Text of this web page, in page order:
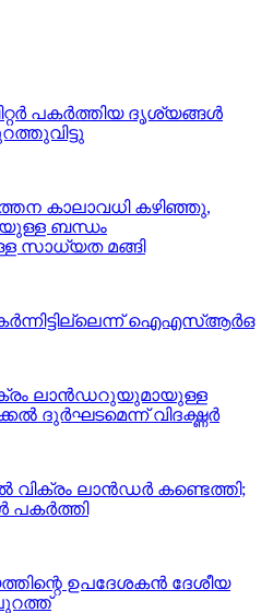
പകര്‍ത്തിയ ദൃശ്യങ്ങള്‍
കാലാവധി കഴിഞ്ഞു,
ബന്ധം
സാധ്യത മങ്ങി
ഐഎസ്ആര്‍ഒ
ലാന്‍ഡറുയുമായുള്ള
ദുര്‍ഘടമെന്ന് വിദഗ്ദ്ധര്‍
വിക്രം ലാന്‍ഡര്‍ കണ്ടെത്തി;
പകര്‍ത്തി
ഉപദേശകന്‍ ദേശീയ